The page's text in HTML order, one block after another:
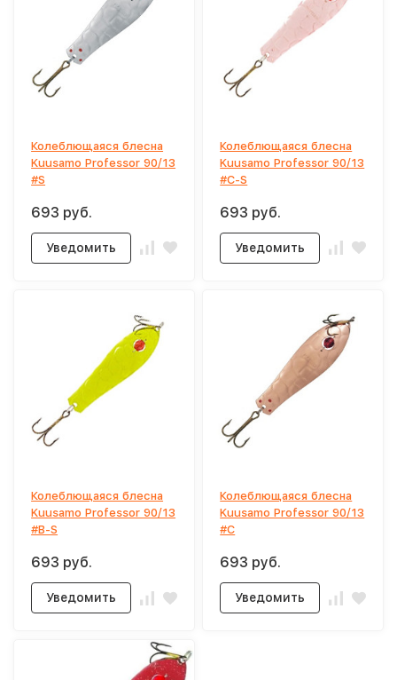
Колеблющаяся блесна
Kuusamo Professor 90/13
#S
693 руб.
Уведомить
Колеблющаяся блесна
Kuusamo Professor 90/13
#C-S
693 руб.
Уведомить
Колеблющаяся блесна
Kuusamo Professor 90/13
#B-S
693 руб.
Уведомить
Колеблющаяся блесна
Kuusamo Professor 90/13
#C
693 руб.
Уведомить